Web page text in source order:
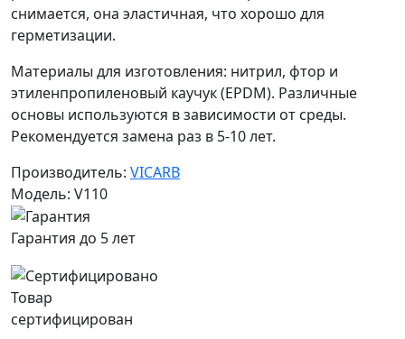
снимается, она эластичная, что хорошо для
герметизации.
Материалы для изготовления: нитрил, фтор и
этиленпропиленовый каучук (EPDM). Различные
основы используются в зависимости от среды.
Рекомендуется замена раз в 5-10 лет.
Производитель: VICARB
Модель: V110
Гарантия до 5 лет
Товар
сертифицирован